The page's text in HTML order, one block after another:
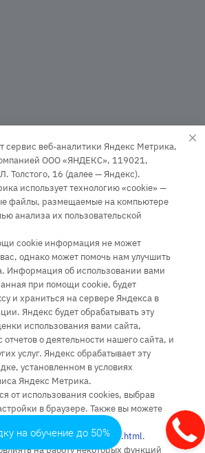
99
Зеленый проспект, д. 66А
Космодамианская наб., д. 26/55 стр. 7
ул. Энтузиастов 1-я, д. 6
сервис веб-аналитики Яндекс Метрика,
ООО «ЯНДЕКС», 119021,
Толстого, 16 (далее — Яндекс).
использует технологию «cookie» —
файлы, размещаемые на компьютере
анализа их пользовательской
cookie информация не может
однако может помочь нам улучшить
Информация об использовании вами
при помощи cookie, будет
и храниться на сервере Яндекса в
Яндекс будет обрабатывать эту
использования вами сайта,
отчетов о деятельности нашего сайта, и
услуг. Яндекс обрабатывает эту
установленном в условиях
Яндекс Метрика.
от использования cookies, выбрав
в браузере. Также вы можете
—
metrika/general/opt-out.html.
на работу некоторых функций
на обучение до 50%